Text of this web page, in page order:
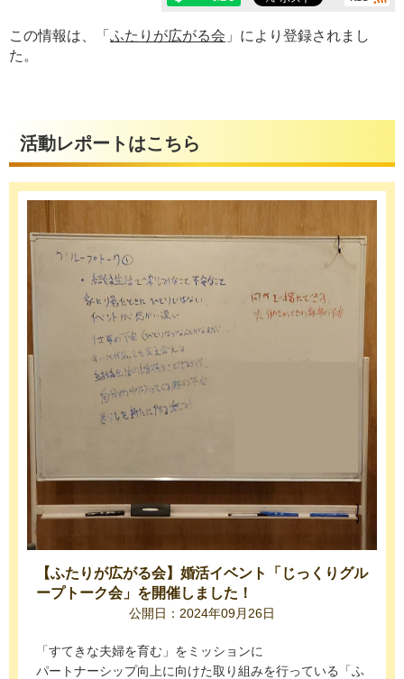
この情報は、「 ふたりが広がる会 」により登録されまし
た。
活動レポートはこちら
【ふたりが広がる会】婚活イベント「じっくりグル
ープトーク会」を開催しました！
公開日：2024年09月26日
「すてきな夫婦を育む」をミッションに
パートナーシップ向上に向けた取り組みを行っている「ふ